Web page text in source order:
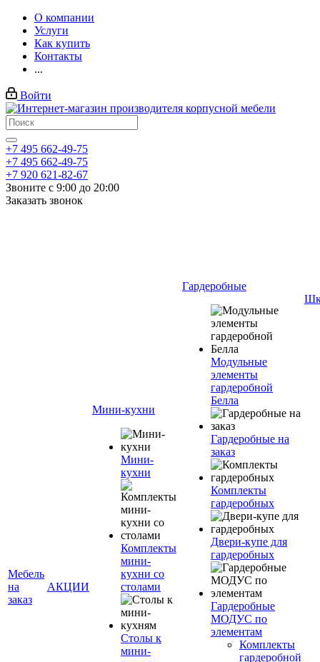
О компании
Услуги
Как купить
Контакты
...
Войти
+7 495 662-49-75
+7 495 662-49-75
+7 920 621-82-67
Звоните с 9:00 до 20:00
Заказать звонок
Мебель
на
заказ
АКЦИИ
Мини-кухни
Мини-
кухни
Комплекты
мини-
кухни со
столами
Столы к
мини-
Гардеробные
Модульные
элементы
гардеробной
Белла
Гардеробные на
заказ
Комплекты
гардеробных
Двери-купе для
гардеробных
Гардеробные
МОДУС по
элементам
Комплекты
гардеробной